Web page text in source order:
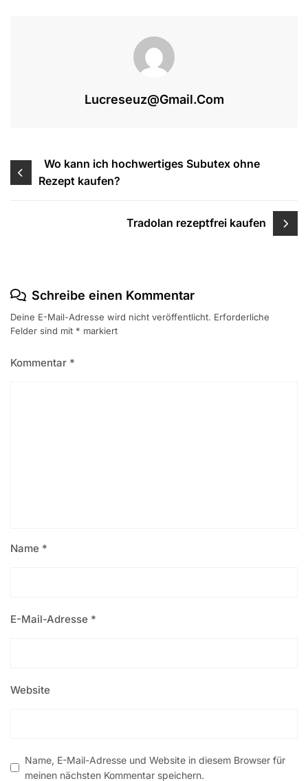
Lucreseuz@gmail.com
Beitragsnavigation
Wo kann ich hochwertiges Subutex ohne
Rezept kaufen?
Tradolan rezeptfrei kaufen
Schreibe einen Kommentar
Deine E-Mail-Adresse wird nicht veröffentlicht. Erforderliche
Felder sind mit * markiert
Kommentar *
Name *
E-Mail-Adresse *
Website
Name, E-Mail-Adresse und Website in diesem Browser für
meinen nächsten Kommentar speichern.